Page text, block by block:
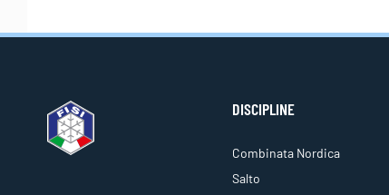
DISCIPLINE
Combinata Nordica
Salto